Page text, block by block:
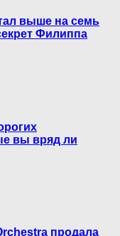
выше на семь
Филиппа
вы вряд ли
продала